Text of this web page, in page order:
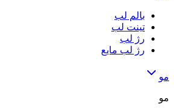
بالم لب
تینت لب
رژ لب
رژ لب مایع
مو
مو